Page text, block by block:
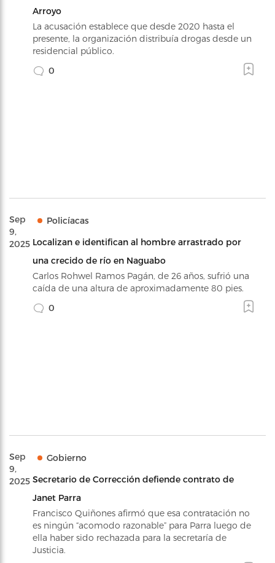
Arroyo
La acusación establece que desde 2020 hasta el
presente, la organización distribuía drogas desde un
residencial público.
0
Sep
9,
2025
Policíacas
Localizan e identifican al hombre arrastrado por
una crecido de río en Naguabo
Carlos Rohwel Ramos Pagán, de 26 años, sufrió una
caída de una altura de aproximadamente 80 pies.
0
Sep
9,
2025
Gobierno
Secretario de Corrección defiende contrato de
Janet Parra
Francisco Quiñones afirmó que esa contratación no
es ningún “acomodo razonable” para Parra luego de
ella haber sido rechazada para la secretaría de
Justicia.